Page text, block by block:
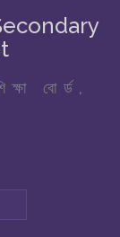
বোর্ড,